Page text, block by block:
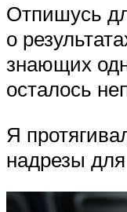
Отпишусь
о
знающих
осталось
Я
надрезы